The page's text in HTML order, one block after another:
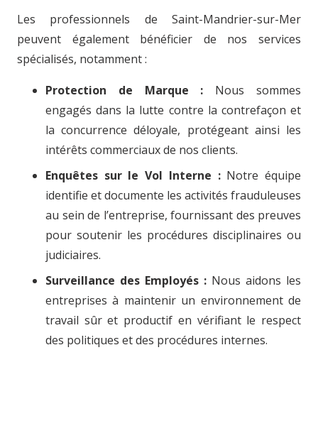
Les professionnels de Saint-Mandrier-sur-Mer
peuvent également bénéficier de nos services
spécialisés, notamment :
Protection de Marque : Nous sommes
engagés dans la lutte contre la contrefaçon et
la concurrence déloyale, protégeant ainsi les
intérêts commerciaux de nos clients.
Enquêtes sur le Vol Interne :Notre équipe
identifie et documente les activités frauduleuses
au sein de l’entreprise, fournissant des preuves
pour soutenir les procédures disciplinaires ou
judiciaires.
Surveillance des Employés : Nous aidons les
entreprises à maintenir un environnement de
travail sûr et productif en vérifiant le respect
des politiques et des procédures internes.